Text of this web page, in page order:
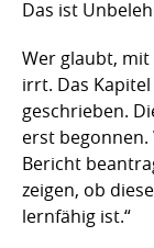
Das ist
Wer glaubt,
irrt. Das
geschrieben.
erst begonnen.
Bericht
zeigen, ob
lernfähig ist.“